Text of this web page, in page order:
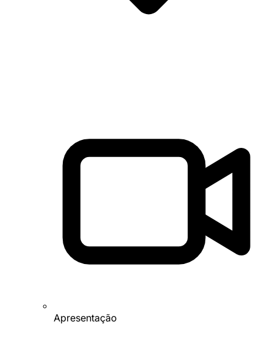
Apresentação